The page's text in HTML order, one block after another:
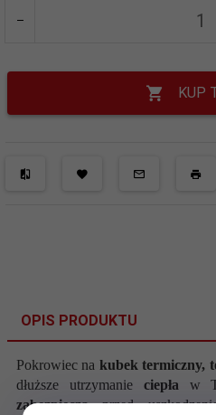
KUP
OPIS PRODUKTU
Pokrowiec na kubek termiczny,
dłuższe utrzymanie ciepła w
zabezpieczaprzed